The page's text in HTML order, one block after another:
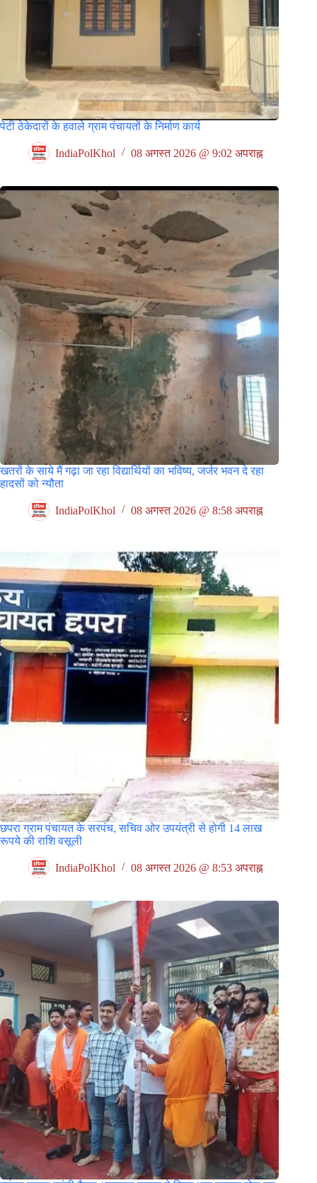
पेटी ठेकेदारों के हवाले ग्राम पंचायतों के निर्माण कार्य
IndiaPolKhol 08 अगस्त 2026 @ 9:02 अपराह्न
खतरों के साये मैं गढ़ा जा रहा विद्यार्थियों का भविष्य, जर्जर भवन दे रहा
हादसों को न्यौता
IndiaPolKhol 08 अगस्त 2026 @ 8:58 अपराह्न
छपरा ग्राम पंचायत के सरपंच, सचिव ओर उपयंत्री से होगी 14 लाख
रूपये की राशि वसूली
IndiaPolKhol 08 अगस्त 2026 @ 8:53 अपराह्न